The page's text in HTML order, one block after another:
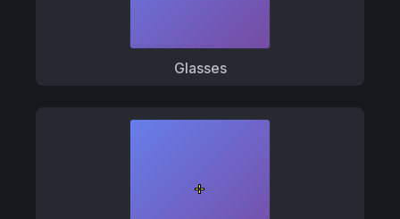
Glasses